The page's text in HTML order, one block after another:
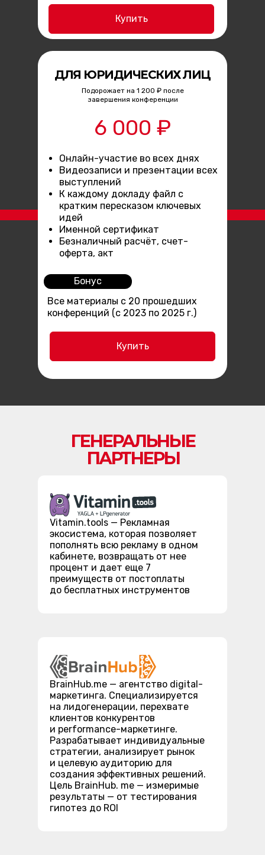
Купить
Все материалы с 20 прошедших
конференций (с 2023 по 2025 г.)
Бонус
Онлайн-участие во всех днях
Видеозаписи и презентации всех
выступлений
К каждому докладу файл с
кратким пересказом ключевых
идей
Именной сертификат
Безналичный расчёт, счет-
оферта, акт
6 000 ₽
Подорожает на 1 200 ₽ после
завершения конференции
ДЛЯ ЮРИДИЧЕСКИХ ЛИЦ
Купить
ГЕНЕРАЛЬНЫЕ
ПАРТНЕРЫ
Vitamin.tools — Рекламная
экосистема, которая позволяет
пополнять всю рекламу в одном
кабинете, возвращать от нее
процент и дает еще 7
преимуществ от постоплаты
до бесплатных инструментов
BrainHub.me — агентство digital-
маркетинга. Специализируется
на лидогенерации, перехвате
клиентов конкурентов
и performance-маркетинге.
Разрабатывает индивидуальные
стратегии, анализирует рынок
и целевую аудиторию для
создания эффективных решений.
Цель BrainHub. me — измеримые
результаты — от тестирования
гипотез до ROI